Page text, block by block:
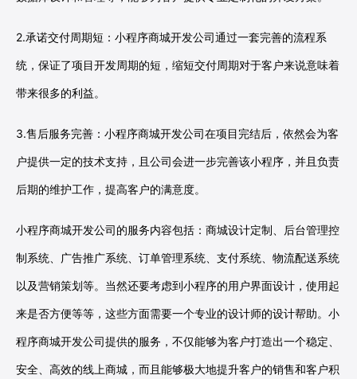
2.承诺交付周期短：小程序商城开发公司通过一套完善的流程系
统，保证了项目开发周期的短，缩短交付周期对于客户来说意味着
带来很多的利益。
3.售后服务完善：小程序商城开发公司在项目完结后，依然会为客
户提供一定的技术支持，且公司会进一步完善该小程序，并且负责
后期的维护工作，提高客户的满意度。
小程序商城开发公司的服务内容包括：商城设计定制、后台管理控
制系统、广告推广系统、订单管理系统、支付系统、物流配送系统
以及营销策划等。当然还要考虑到小程序的用户界面设计，使用起
来是否方便等等，这些方面需要一个专业的设计师的设计帮助。小
程序商城开发公司提供的服务，不仅能够为客户打造出一个稳定、
安全、高效的线上商城，而且能够极大地提升客户的销售和客户积